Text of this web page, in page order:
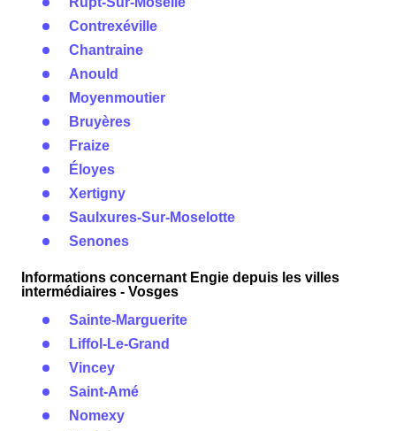
Contrexéville
Chantraine
Anould
Moyenmoutier
Bruyères
Fraize
Éloyes
Xertigny
Saulxures-Sur-Moselotte
Senones
Informations concernant Engie depuis les villes
intermédiaires - Vosges
Sainte-Marguerite
Liffol-Le-Grand
Vincey
Saint-Amé
Nomexy